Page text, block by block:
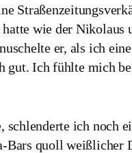
wie der Nikolaus
er, als ich
Ich fühlte mich
ich noch
Bars quoll